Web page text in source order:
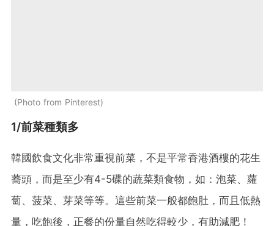
Photo from Pinterest
1/前菜種類多
韓國飲食文化非常重視前菜，不是平常香港酒樓的花生
蕎頭，而是至少有4-5碟的蔬菜類食物，如：泡菜、蘿
蔔、菠菜、芽菜等等。這些前菜一般都飽肚，而且低熱
量，吃飽後，正餐的份量自然吃得較少，有助減肥！